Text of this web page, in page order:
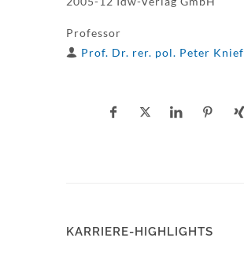
Professor
Prof. Dr. rer. pol. Peter Knief
KARRIERE-HIGHLIGHTS